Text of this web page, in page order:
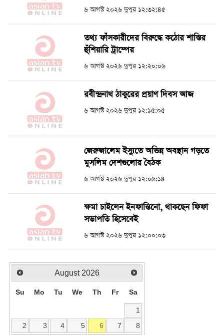
৬ আগস্ট ২০২৬ দুপুর ১২:৩২:৪৫
তথ্য ফাঁসকারীদের বিরুদ্ধে কঠোর শাস্তির
হুঁশিয়ারি ট্রাম্পের
৬ আগস্ট ২০২৬ দুপুর ১২:২০:০৬
রবীন্দ্রনাথ ঠাকুরের প্রয়াণ দিবস আজ
৬ আগস্ট ২০২৬ দুপুর ১২:১৫:০৫
জেরুজালেম ইস্যুতে অভিন্ন অবস্থান গড়তে
মুসলিম দেশগুলোর বৈঠক
৬ আগস্ট ২০২৬ দুপুর ১২:০৬:১৪
ক্ষমা চাইলেন ইনফান্তিনো, থাকছেন ফিফা
সভাপতি হিসেবেই
৬ আগস্ট ২০২৬ দুপুর ১২:০০:০৩
August 2026
Su Mo Tu We Th Fr Sa
1
2
3 4 5 6 7
8